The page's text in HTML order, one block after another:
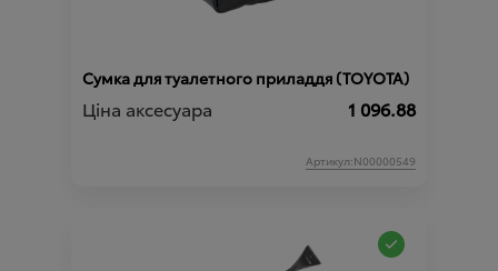
Сумка для туалетного приладдя (TOYOTA)
Ціна аксесуара 1 096.88
Артикул:N00000549